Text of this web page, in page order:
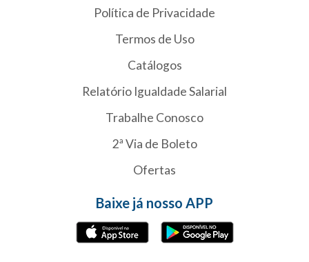
Política de Privacidade
Termos de Uso
Catálogos
Relatório Igualdade Salarial
Trabalhe Conosco
2ª Via de Boleto
Ofertas
Baixe já nosso APP